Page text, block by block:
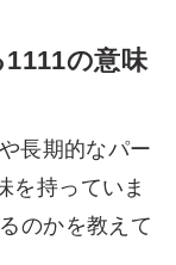
の意味
長期的なパー
を持っていま
のかを教えて